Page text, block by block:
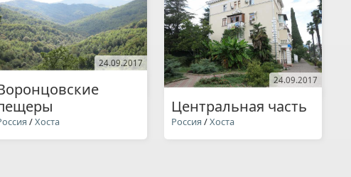
24.09.2017
/Хоста
24.09.2017
Центральная часть
Россия /Хоста